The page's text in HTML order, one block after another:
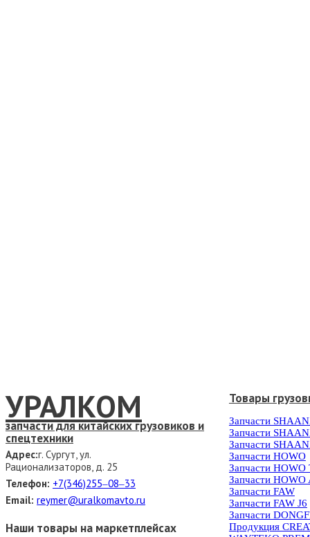
УРАЛКОМ
запчасти для китайских грузовиков и
спецтехники
Адрес:г. Сургут, ул.
Рационализаторов, д. 25
Телефон: +7(346)255‒08‒33
Email: reymer@uralkomavto.ru
Наши товары на маркетплейсах
Товары
Запчасти
Запчасти
Запчасти
Запчасти HOWO
Запчасти HOWO
Запчасти HOWO
Запчасти FAW
Запчасти FAW J6
Запчасти
Продукция